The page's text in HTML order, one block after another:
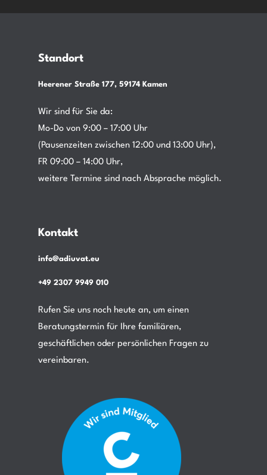
Standort
Heerener Straße 177, 59174 Kamen
Wir sind für Sie da:
Mo-Do von 9:00 – 17:00 Uhr
(Pausenzeiten zwischen 12:00 und 13:00 Uhr),
FR 09:00 – 14:00 Uhr,
weitere Termine sind nach Absprache möglich.
Kontakt
info@adiuvat.eu
+49 2307 9949 010
Rufen Sie uns noch heute an, um einen
Beratungstermin für Ihre familiären,
geschäftlichen oder persönlichen Fragen zu
vereinbaren.